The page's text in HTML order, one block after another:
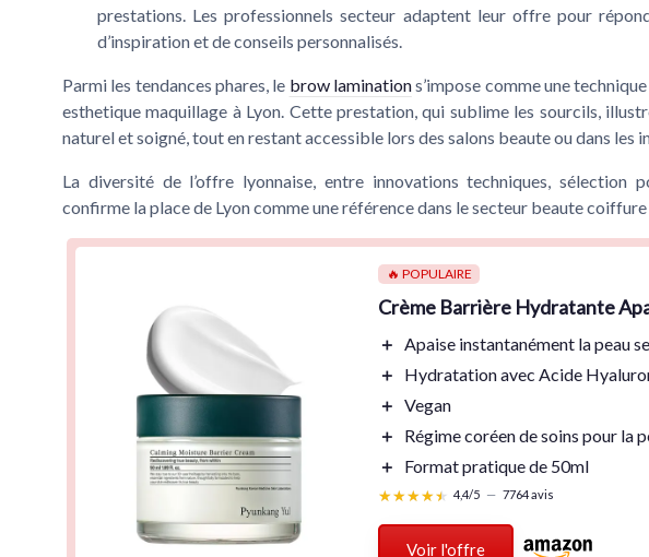
prestations. Les professionnels secteur adaptent leur offre pour
d’inspiration et de conseils personnalisés.
Parmi les tendances phares, le brow laminations’impose comme une
esthetique maquillage à Lyon. Cette prestation, qui sublime les sourcils,
naturel et soigné, tout en restant accessible lors des salons beaute ou dans les
La diversité de l’offre lyonnaise, entre innovations techniques, sélection
confirme la place de Lyon comme une référence dans le secteur beaute coiffure
🔥 POPULAIRE
Crème Barrière Hydratante
＋ Apaise instantanément la peau
＋
Hydratationavec Acide
＋ Vegan
＋
Régime coréende soins pour la
＋
Format pratique de 50ml
★★★★★
★★★★★ 4,4/5 — 7764 avis
Voir l'offre